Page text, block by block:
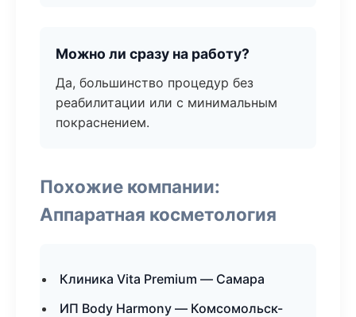
Можно ли сразу на работу?
Да, большинство процедур без
реабилитации или с минимальным
покраснением.
Похожие компании:
Аппаратная косметология
Клиника Vita Premium — Самара
ИП Body Harmony — Комсомольск-